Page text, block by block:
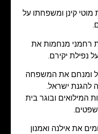
קינן ומשפחתו על
רחמני מנחמות את
נפילת יקירם.
ומנחם את המשפחה
להגנת ישראל.
המילואים ובוגר בית
את אילנה ואמנון